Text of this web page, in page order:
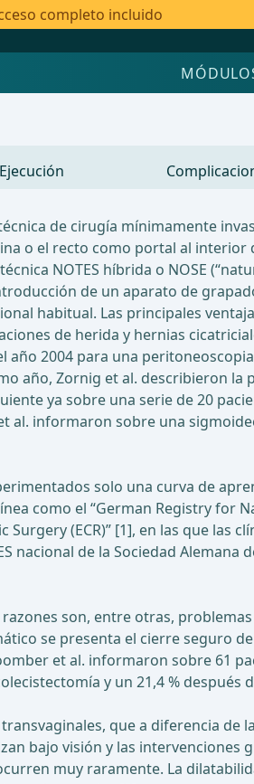
completo incluido
Ejecución
de cirugía mínimamente
o el recto como portal al interior
NOTES híbrida o NOSE
de un aparato de
habitual. Las principales
de herida y hernias
año 2004 para una
año, Zornig et al. describieron
ya sobre una serie de 20
al. informaron sobre una
solo una curva de
como el “German Registry for
(ECR)” [1], en las que las
nacional de la Sociedad
son, entre otras,
se presenta el cierre seguro
et al. informaron sobre 61
y un 21,4 %
que a diferencia
bajo visión y las intervenciones
muy raramente. La